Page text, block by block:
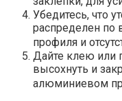
Убедитесь, что
распределен по
профиля и
Дайте клею или
высохнуть и
алюминиевом